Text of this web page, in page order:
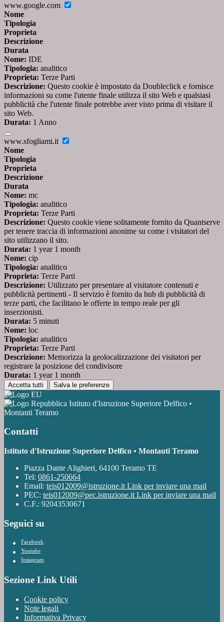
www.google.com
Nome
Tipologia
Proprieta
Descrizione
Durata
Nome: IDE
Tipologia: analitico
Proprieta: Terze Parti
Descrizione: Questo cookie è impostato da Doubleclick e fornisce
informazioni su come l'utente finale utilizza il sito Web e qualsiasi
pubblicità che l'utente finale potrebbe aver visto prima di visitare il
sito Web.
Durata: 1 Anno
www.sfogliami.it
Nome
Tipologia
Proprieta
Descrizione
Durata
Nome: mc
Tipologia: analitico
Proprieta: Terze Parti
Descrizione: Questo cookie viene solitamente fornito da Quantserve
per tenere traccia di informazioni anonime su come i visitatori del
sito utilizzano il sito.
Durata: 1 year 1 month
Nome: cip
Tipologia: analitico
Proprieta: Terze Parti
Descrizione: Utilizzato per presentare al visitatore contenuti e
pubblicità pertinenti - Il servizio è fornito da hub di pubblicità di
terze parti, che facilitano le offerte in tempo reale per gli
inserzionisti.
Durata: 5 minuti
Nome: loc
Tipologia: analitico
Proprieta: Terze Parti
Descrizione: Memorizza la geolocalizzazione dei visitatori per
registrare la posizione del condivisore
Durata: 1 year 1 month
Accetta tutti Salva le preferenze
Istituto d'Istruzione Superiore Delfico •
Montauti Teramo
Contatti
Istituto d'Istruzione Superiore Delfico • Montauti Teramo
Piazza Dante Alighieri, 64100 Teramo TE
Tel: 0861-250664
Email: teis012009@istruzione.it Link per inviare una mail
PEC: teis012009@pec.istruzione.it Link per inviare una mail
C.F.: 92043530671
Seguici su
Facebook
Youtube
Instagram
Sezione Link Utili
Cookie policy
Note legali
Informativa Privacy